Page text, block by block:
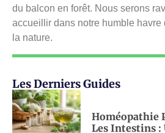
du balcon en forêt. Nous serons
accueillir dans notre humble havre
la nature.
Les Derniers Guides
Homéopathie
Les Intestins :